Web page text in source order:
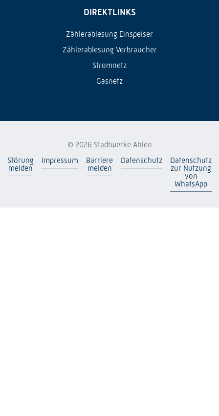
DIREKTLINKS
Zählerablesung Einspeiser
Zählerablesung Verbraucher
Stromnetz
Gasnetz
© 2026 Stadtwerke Ahlen
Störung
melden
Impressum
Barriere
melden
Datenschutz
Datenschutz
zur Nutzung
von
WhatsApp